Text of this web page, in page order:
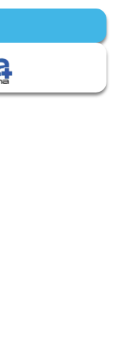
offert